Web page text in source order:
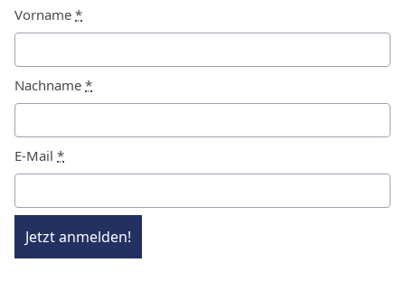
Vorname *
Nachname *
E-Mail *
Jetzt anmelden!